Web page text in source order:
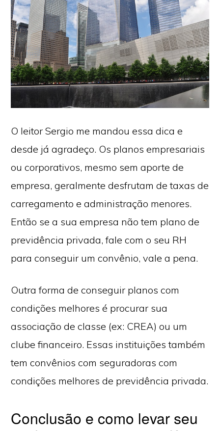
O leitor Sergio me mandou essa dica e
desde já agradeço. Os planos empresariais
ou corporativos, mesmo sem aporte de
empresa, geralmente desfrutam de taxas de
carregamento e administração menores.
Então se a sua empresa não tem plano de
previdência privada, fale com o seu RH
para conseguir um convênio, vale a pena.
Outra forma de conseguir planos com
condições melhores é procurar sua
associação de classe (ex: CREA) ou um
clube financeiro. Essas instituições também
tem convênios com seguradoras com
condições melhores de previdência privada.
Conclusão e como levar seu